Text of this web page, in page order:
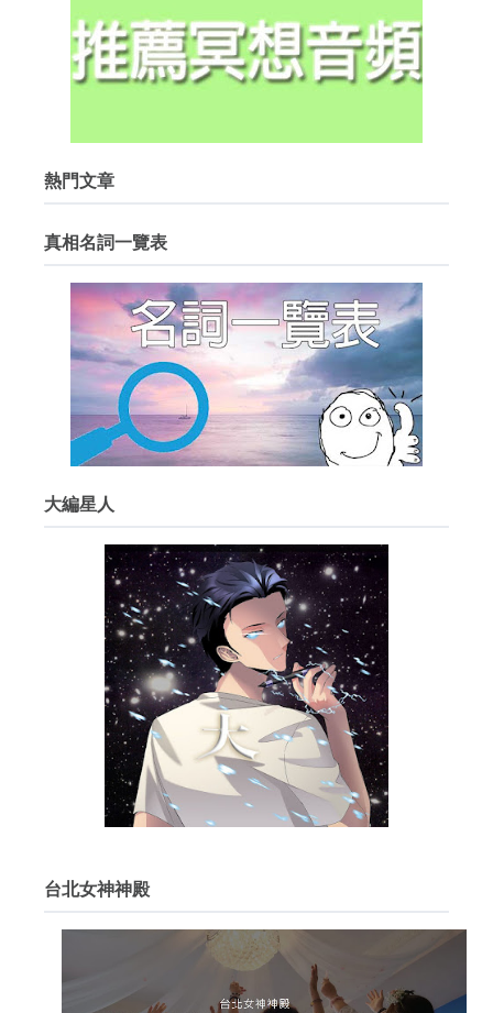
熱門文章
真相名詞一覽表
大編星人
台北女神神殿